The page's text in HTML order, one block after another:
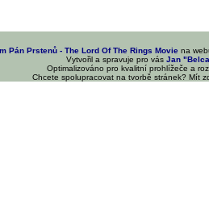
Pán Prstenů - The Lord Of The Rings Movie na
Vytvořil a spravuje pro vásJan
Optimalizováno pro kvalitní prohlížeče a
Chcete spolupracovat na tvorbě stránek? Mít